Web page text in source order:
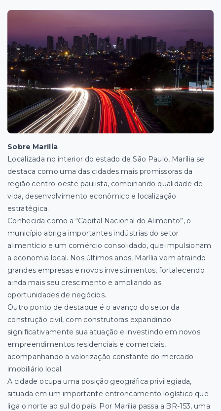
Sobre Marília
Localizada no interior do estado de São Paulo, Marília se
destaca como uma das cidades mais promissoras da
região centro-oeste paulista, combinando qualidade de
vida, desenvolvimento econômico e localização
estratégica.
Conhecida como a “Capital Nacional do Alimento”, o
município abriga importantes indústrias do setor
alimentício e um comércio consolidado, que impulsionam
a economia local. Nos últimos anos, Marília vem atraindo
grandes empresas e novos investimentos, fortalecendo
ainda mais seu crescimento e ampliando as
oportunidades de negócios.
Outro ponto de destaque é o avanço do setor da
construção civil, com construtoras expandindo
significativamente sua atuação e investindo em novos
empreendimentos residenciais e comerciais,
acompanhando a valorização constante do mercado
imobiliário local.
A cidade ocupa uma posição geográfica privilegiada,
situada em um importante entroncamento logístico que
liga o norte ao sul do país. Por Marília passa a BR-153, uma